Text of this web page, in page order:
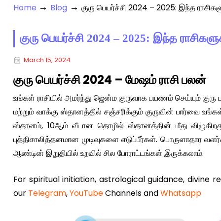
Home → Blog → குரு பெயர்ச்சி 2024 – 2025: இந்த
குரு பெயர்ச்சி 2024 – 2025: இந்த
March 15, 2024
குரு பெயர்ச்சி 2024 – மேஷம் ராசி பலன்
உங்கள் ராசியில் அமர்ந்து ஜென்ம குருவாக பயணம் செய்யும்
மற்றும் வாக்கு ஸ்தானத்தில் சஞ்சரிக்கும் குருவின் பார்வை
ஸ்தானம், 10ஆம் வீடான தொழில் ஸ்தானத்தின் மீது
புத்திசாலித்தனமான முடிவுகளை எடுப்பீர்கள். பொருளாதார
ஆண்டின் இறுதியில் உறவில் சில போராட்டங்கள் இருக்கலாம்.
For spiritual initiation, astrological guidance, divine
our Telegram,YouTubeChannels andWhatsapp